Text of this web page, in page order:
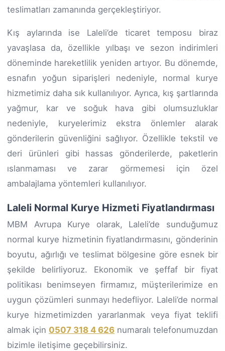
teslimatları zamanında gerçekleştiriyor.
Kış aylarında ise Laleli’de ticaret temposu biraz
yavaşlasa da, özellikle yılbaşı ve sezon indirimleri
döneminde hareketlilik yeniden artıyor. Bu dönemde,
esnafın yoğun siparişleri nedeniyle, normal kurye
hizmetimiz daha sık kullanılıyor. Ayrıca, kış şartlarında
yağmur, kar ve soğuk hava gibi olumsuzluklar
nedeniyle, kuryelerimiz ekstra önlemler alarak
gönderilerin güvenliğini sağlıyor. Özellikle tekstil ve
deri ürünleri gibi hassas gönderilerde, paketlerin
ıslanmaması ve zarar görmemesi için özel
ambalajlama yöntemleri kullanılıyor.
Laleli Normal Kurye Hizmeti Fiyatlandırması
MBM Avrupa Kurye olarak, Laleli’de sunduğumuz
normal kurye hizmetinin fiyatlandırmasını, gönderinin
boyutu, ağırlığı ve teslimat bölgesine göre esnek bir
şekilde belirliyoruz. Ekonomik ve şeffaf bir fiyat
politikası benimseyen firmamız, müşterilerimize en
uygun çözümleri sunmayı hedefliyor. Laleli’de normal
kurye hizmetimizden yararlanmak veya fiyat teklifi
almak için 0507 318 4 626 numaralı telefonumuzdan
bizimle iletişime geçebilirsiniz.